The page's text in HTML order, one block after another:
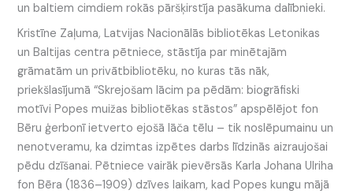
un baltiem cimdiem rokās pāršķirstīja pasākuma dalībnieki.
Kristīne Zaļuma, Latvijas Nacionālās bibliotēkas Letonikas
un Baltijas centra pētniece, stāstīja par minētajām
grāmatām un privātbibliotēku, no kuras tās nāk,
priekšlasījumā “Skrejošam lācim pa pēdām: biogrāfiski
motīvi Popes muižas bibliotēkas stāstos” apspēlējot fon
Bēru ģerbonī ietverto ejošā lāča tēlu – tik noslēpumainu un
nenotveramu, ka dzimtas izpētes darbs līdzinās aizraujošai
pēdu dzīšanai. Pētniece vairāk pievērsās Karla Johana Ulriha
fon Bēra (1836–1909) dzīves laikam, kad Popes kungu mājā